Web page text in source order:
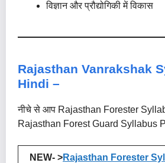
विज्ञान और प्रौद्योगिकी में विकास
Rajasthan Vanrakshak
Hindi –
नीचे से आप Rajasthan Forester
Rajasthan Forest Guard Syllabus
NEW- >Rajasthan Forester